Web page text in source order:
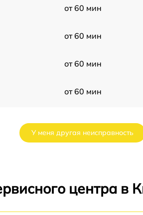
от 60 мин
от 60 мин
от 60 мин
от 60 мин
У меня другая неисправность
центра в